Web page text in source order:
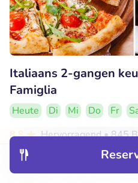
Entdecken
Italiaans 2-gangen
Famiglia
Heute Di Mi Do Fr
8.8
Hervorragend• 845
Pizzeria Ristorante La
Alkmaar (4km)